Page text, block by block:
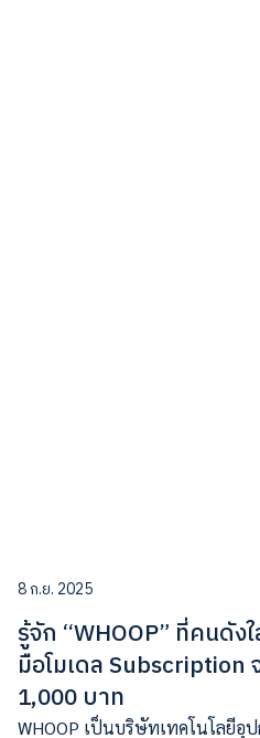
8 ก.ย. 2025
รู้จัก “WHOOP” ที่คนดั
มือโมเดล Subscription
1,000 บาท
WHOOP เป็นบริษัทเทคโนโลยีอุ